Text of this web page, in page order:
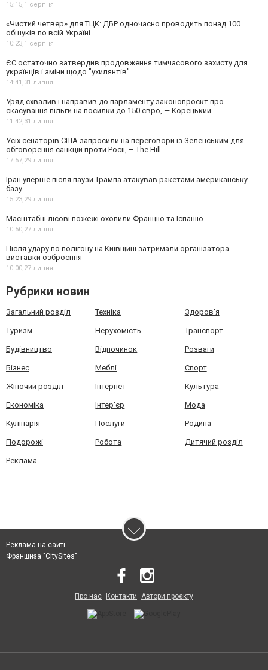
15:15,1 серпня
«Чистий четвер» для ТЦК: ДБР одночасно проводить понад 100
обшуків по всій Україні
10:23,1 серпня
ЄС остаточно затвердив продовження тимчасового захисту для
українців і зміни щодо "ухилянтів"
14:41,31 липня
Уряд схвалив і направив до парламенту законопроєкт про
скасування пільги на посилки до 150 євро, — Корецький
11:42,31 липня
Усіх сенаторів США запросили на переговори із Зеленським для
обговорення санкцій проти Росії, – The Hill
17:57,29 липня
Іран уперше після паузи Трампа атакував ракетами американську
базу
15:23,29 липня
Масштабні лісові пожежі охопили Францію та Іспанію
10:50,27 липня
Після удару по полігону на Київщині затримали організатора
виставки озброєння
10:00,27 липня
Рубрики новин
Загальний розділ Техніка Здоров'я
Туризм Нерухомість Транспорт
Будівництво Відпочинок Розваги
Бізнес Меблі Спорт
Жіночий розділ Інтернет Культура
Економіка Інтер'єр Мода
Кулінарія Послуги Родина
Подорожі Робота Дитячий розділ
Реклама
Реклама на сайті
Франшиза "CitySites"
Про нас Контакти Автори проєкту